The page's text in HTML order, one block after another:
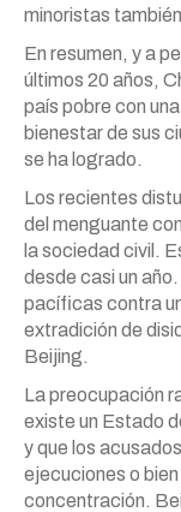
minoristas
En resumen, y a
últimos 20 años,
país pobre con
bienestar de sus
se ha logrado.
Los recientes
del menguante
la sociedad civil.
desde casi un
pacíficas contra
extradición de
Beijing.
La preocupación
existe un Estado
y que los
ejecuciones o
concentración.